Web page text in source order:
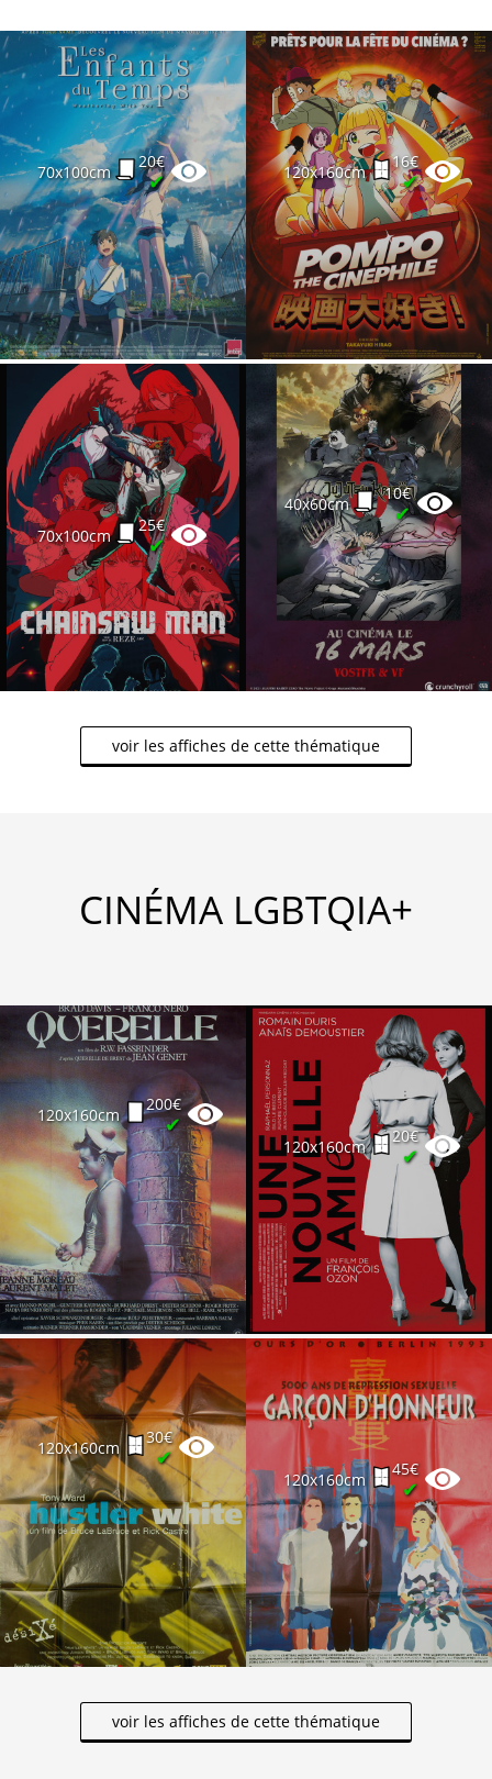
70x100cm
20€
✔ 120x160cm
16€
✔
70x100cm
25€
✔
40x60cm
10€
✔
voir les affiches de cette thématique
CINÉMA LGBTQIA+
120x160cm
200€
✔
120x160cm
20€
✔
120x160cm
30€
✔
120x160cm
45€
✔
voir les affiches de cette thématique